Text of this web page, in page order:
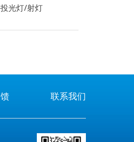
光灯/射灯
联系我们